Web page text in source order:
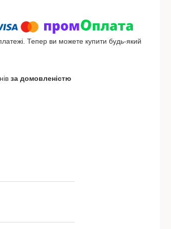
Тепер ви можете купити будь-який
за домовленістю